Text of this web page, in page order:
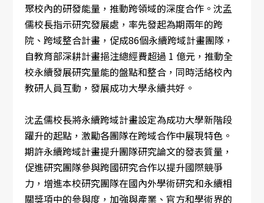
聚校內的研發能量，推動跨領域的深度合作。沈孟
儒校長指示研究發展處，率先發起為期兩年的跨
院、跨域整合計畫，促成86個永續跨域計畫團隊，
自教育部深耕計畫挹注總經費超過 1 億元，推動全
校永續發展研究量能的盤點和整合，同時活絡校內
教研人員互動，發展成功大學永續共好。
沈孟儒校長將永續跨域計畫設定為成功大學新階段
躍升的起點，激勵各團隊在跨域合作中展現特色。
期許永續跨域計畫提升團隊研究論文的發表質量，
促進研究團隊參與跨國研究合作以提升國際競爭
力，增進本校研究團隊在國內外學術研究和永續相
關獎項中的參與度，加強與產業、官方和學術界的